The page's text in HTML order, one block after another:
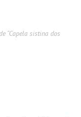
“Capela sistina dos